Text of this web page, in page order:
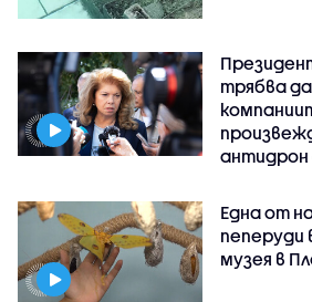
трябва
Една от
пеперуди
музея в